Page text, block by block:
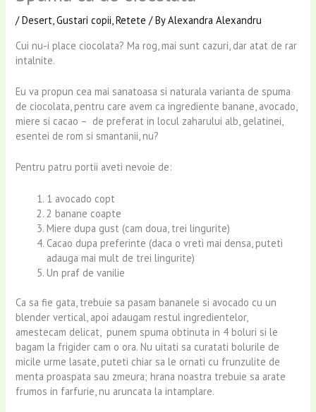
/Desert,Gustari copii,Retete / ByAlexandra Alexandru
Cui nu-i place ciocolata? Ma rog, mai sunt cazuri, dar atat de rar
intalnite.
Eu va propun cea mai sanatoasa si naturala varianta de spuma
de ciocolata, pentru care avem ca ingrediente banane, avocado,
miere si cacao – de preferat in locul zaharului alb, gelatinei,
esentei de rom si smantanii, nu?
Pentru patru portii aveti nevoie de:
1 avocado copt
2 banane coapte
Miere dupa gust (cam doua, trei lingurite)
Cacao dupa preferinte (daca o vreti mai densa, puteti
adauga mai mult de trei lingurite)
Un praf de vanilie
Ca sa fie gata, trebuie sa pasam bananele si avocado cu un
blender vertical, apoi adaugam restul ingredientelor,
amestecam delicat, punem spuma obtinuta in 4 boluri si le
bagam la frigider cam o ora. Nu uitati sa curatati bolurile de
micile urme lasate, puteti chiar sa le ornati cu frunzulite de
menta proaspata sau zmeura; hrana noastra trebuie sa arate
frumos in farfurie, nu aruncata la intamplare.